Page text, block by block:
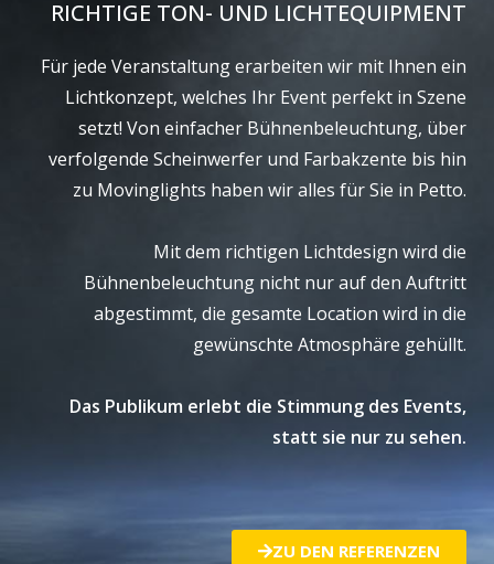
RICHTIGE TON- UND LICHTEQUIPMENT
Für jede Veranstaltung erarbeiten wir mit Ihnen ein
Lichtkonzept, welches Ihr Event perfekt in Szene
setzt! Von einfacher Bühnenbeleuchtung, über
verfolgende Scheinwerfer und Farbakzente bis hin
zu Movinglights haben wir alles für Sie in Petto.
Mit dem richtigen Lichtdesign wird die
Bühnenbeleuchtung nicht nur auf den Auftritt
abgestimmt, die gesamte Location wird in die
gewünschte Atmosphäre gehüllt.
Das Publikum erlebt die Stimmung des Events,
statt sie nur zu sehen.
ZU DEN REFERENZEN